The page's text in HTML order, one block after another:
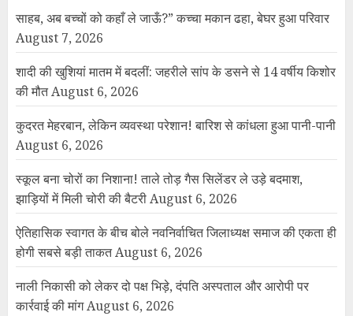
साहब, अब बच्चों को कहाँ ले जाऊँ?” कच्चा मकान ढहा, बेघर हुआ परिवार
August 7, 2026
शादी की खुशियां मातम में बदलीं: जहरीले सांप के डसने से 14 वर्षीय किशोर
की मौतAugust 6, 2026
कुदरत मेहरबान, लेकिन व्यवस्था परेशान! बारिश से कांधला हुआ पानी-पानी
August 6, 2026
स्कूल बना चोरों का निशाना! ताले तोड़ गैस सिलेंडर ले उड़े बदमाश,
झाड़ियों में मिली चोरी की बैटरीAugust 6, 2026
ऐतिहासिक स्वागत के बीच बोले नवनिर्वाचित जिलाध्यक्ष समाज की एकता ही
होगी सबसे बड़ी ताकतAugust 6, 2026
नाली निकासी को लेकर दो पक्ष भिड़े, दंपति अस्पताल और आरोपी पर
कार्रवाई की मांगAugust 6, 2026